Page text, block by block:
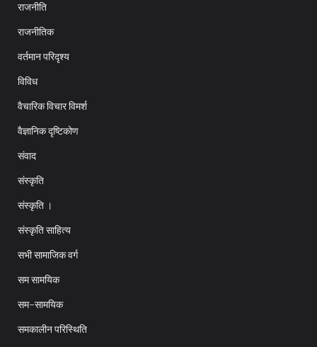
राजनीति
राजनीतिक
वर्तमान परिदृश्य
विविध
वैचारिक विचार विमर्श
वैज्ञानिक दृष्टिकोण
संवाद
संस्कृति
संस्कृति ।
संस्कृति साहित्य
सभी सामाजिक वर्ग
सम सामयिक
सम-सामयिक
समकालीन परिस्थिति